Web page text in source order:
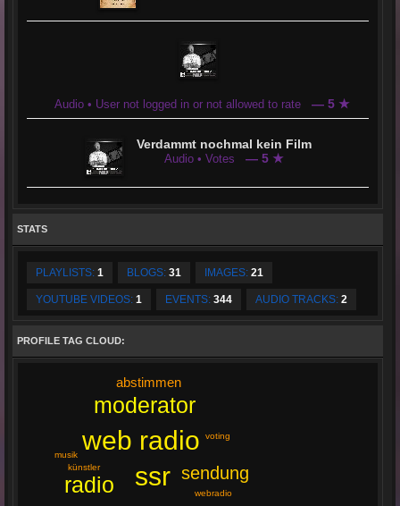
Audio • User not logged in or not allowed to rate — 5 ★
Verdammt nochmal kein Film
Audio • Votes — 5 ★
STATS
PLAYLISTS: 1 BLOGS: 31 IMAGES: 21
YOUTUBE VIDEOS: 1 EVENTS: 344 AUDIO TRACKS: 2
PROFILE TAG CLOUD:
ssr
web radio
radio
moderator
sendung
abstimmen
künstler
webradio
musik
voting